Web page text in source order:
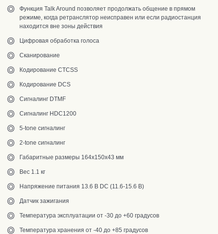
Функция Talk Around позволяет продолжать общение в прямом
режиме, когда ретранслятор неисправен или если радиостанция
находится вне зоны действия
Цифровая обработка голоса
Сканирование
Кодирование CTCSS
Кодирование DCS
Сигналинг DTMF
Сигналинг HDC1200
5-tone сигналинг
2-tone сигналинг
Габаритные размеры 164х150х43 мм
Вес 1.1 кг
Напряжение питания 13.6 В DC (11.6-15.6 В)
Датчик зажигания
Температура эксплуатации от -30 до +60 градусов
Температура хранения от -40 до +85 градусов